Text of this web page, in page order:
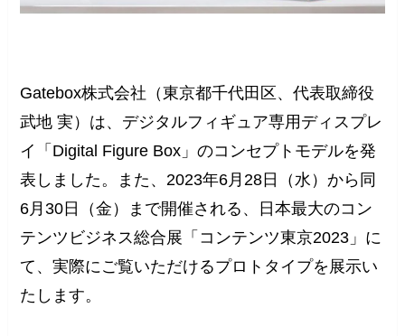
Gatebox株式会社（東京都千代田区、代表取締役
武地 実）は、デジタルフィギュア専用ディスプレ
イ「Digital Figure Box」のコンセプトモデルを発
表しました。また、2023年6月28日（水）から同
6月30日（金）まで開催される、日本最大のコン
テンツビジネス総合展「コンテンツ東京2023」に
て、実際にご覧いただけるプロトタイプを展示い
たします。